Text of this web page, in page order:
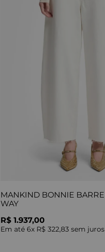
MANKIND BONNIE
WAY
R$ 1.937,00
Em até 6x R$ 322,83 sem juros